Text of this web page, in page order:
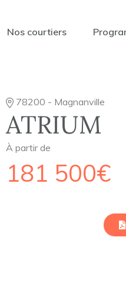
Nos courtiers
78200 - Magnanville
ATRIUM
À partir de
181 500€